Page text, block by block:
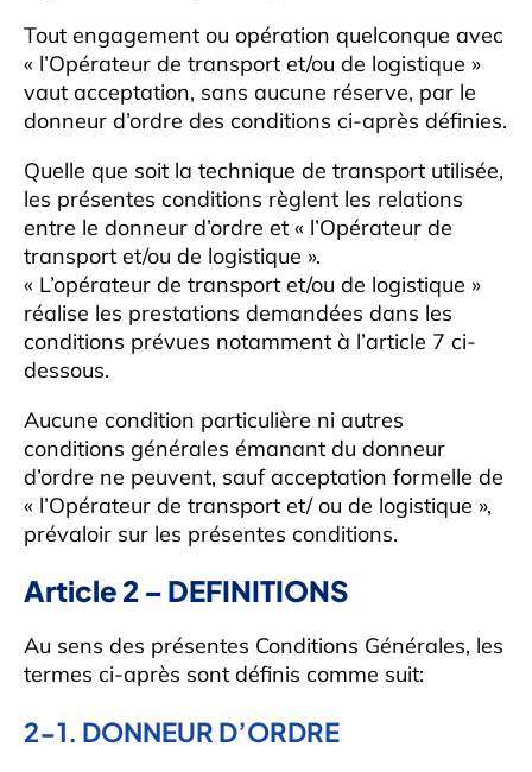
Tout engagement ou opération quelconque avec
« l’Opérateur de transport et/ou de logistique »
vaut acceptation, sans aucune réserve, par le
donneur d’ordre des conditions ci-après définies.
Quelle que soit la technique de transport utilisée,
les présentes conditions règlent les relations
entre le donneur d’ordre et « l’Opérateur de
transport et/ou de logistique ».
« L’opérateur de transport et/ou de logistique »
réalise les prestations demandées dans les
conditions prévues notamment à l’article 7 ci-
dessous.
Aucune condition particulière ni autres
conditions générales émanant du donneur
d’ordre ne peuvent, sauf acceptation formelle de
« l’Opérateur de transport et/ ou de logistique »,
prévaloir sur les présentes conditions.
Article 2 – DEFINITIONS
Au sens des présentes Conditions Générales, les
termes ci-après sont définis comme suit:
2-1. DONNEUR D’ORDRE